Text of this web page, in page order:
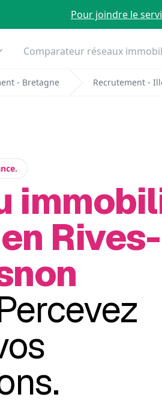
Pour joindre le
Comparateur réseaux
- Bretagne Recrutement -
Rives-